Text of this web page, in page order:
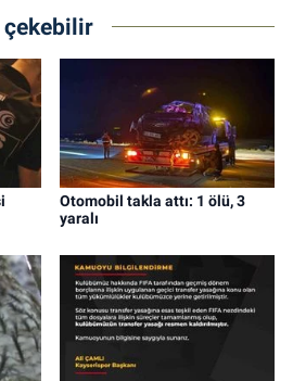
Otomobil takla attı: 1 ölü, 3
yaralı